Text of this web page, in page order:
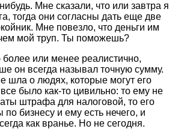
Мне сказали, что или завтра я
тогда они согласны дать еще две
Мне повезло, что деньги им
мой труп. Ты поможешь?
более или менее реалистично,
он всегда называл точную сумму.
шла о людях, которые могут его
было как-то цивильно: то ему не
штрафа для налоговой, то его
по бизнесу и ему есть нечего, и
как вранье. Но не сегодня.